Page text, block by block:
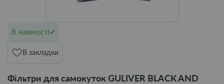
В наявності
В закладки
Фільтри для самокуток GULIVER BLACK AND